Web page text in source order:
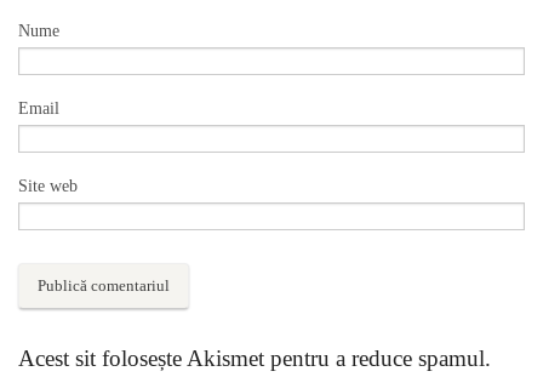
Nume
Email
Site web
Acest sit folosește Akismet pentru a reduce spamul.